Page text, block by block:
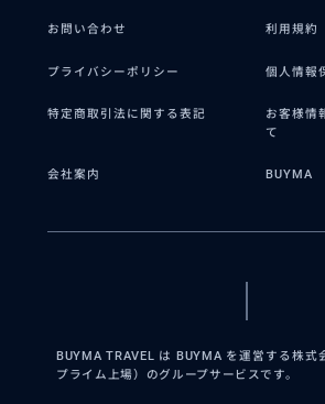
お問い合わせ 利用規約
プライバシーポリシー 個人情報
特定商取引法に関する表記
お客様情
て
会社案内 BUYMA
BUYMA TRAVEL は BUYMA を運営する株式
プライム上場）のグループサービスです。